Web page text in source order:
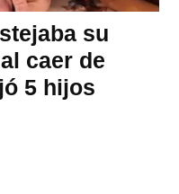
su
caer de
5 hijos